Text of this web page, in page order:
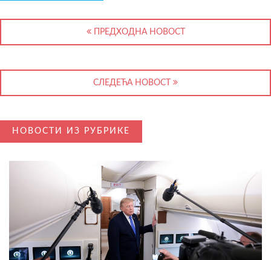
ПРЕДХОДНА НОВОСТ
СЛЕДЕЋА НОВОСТ
НОВОСТИ ИЗ РУБРИКЕ